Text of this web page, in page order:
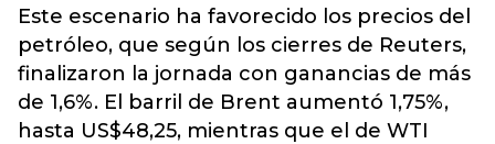
Este escenario ha favorecido los precios del
petróleo, que según los cierres de Reuters,
finalizaron la jornada con ganancias de más
de 1,6%. El barril de Brent aumentó 1,75%,
hasta US$48,25, mientras que el de WTI